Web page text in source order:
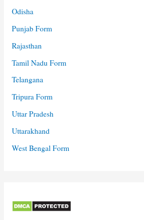
Odisha
Punjab Form
Rajasthan
Tamil Nadu Form
Telangana
Tripura Form
Uttar Pradesh
Uttarakhand
West Bengal Form